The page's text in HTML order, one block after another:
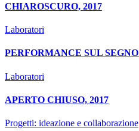
CHIAROSCURO, 2017
Laboratori
PERFORMANCE SUL
Laboratori
APERTO CHIUSO, 2017
Progetti: ideazione e collaborazione